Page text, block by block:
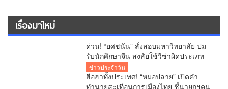
เรื่องมาใหม่
ด่วน! “ยศชนัน” สั่งสอบมหาวิทยาลัย ปม
รับนักศึกษาจีน สงสัยใช้วีซ่าผิดประเภท
ลั่นพบจะเอาผิด
ข่าวประจำวัน
ฮือฮาทั้งประเทศ! “หมอปลาย” เปิดคำ
ทำนายสะเทือนการเมืองไทย ชี้นายกฯคน